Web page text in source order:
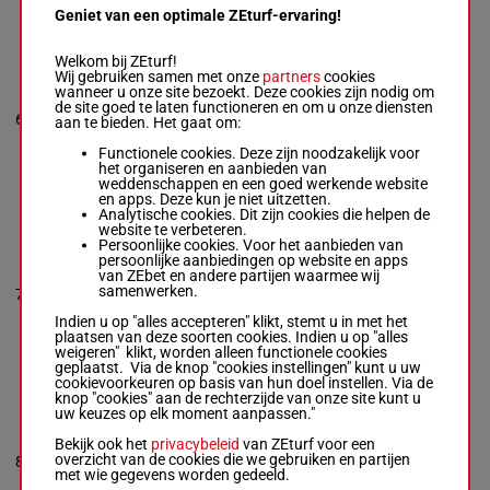
3a 0a 1a 4a 2a
6
CRUZADO
OSCURO
Adam Køhler-
John Køhler
M/5 - 2140m-
5a (25) 5a 2a 1a
M/52140m1'15"0
€ 10.503
5a (25)
7
INFLUENCER
Magnus M.
Magnus M.
1'14"8- € 10.286
(25) 5a 0a 1a 4a
M/62140m 1'14"8
(25) 5a
8
LEXCITING
Jensen
R/4 - 2140m-
1'15"2- € 7.820
R/42140m1'15"2
€ 7.820
3a 5a 0a
5a (25)
0a
Geniet van een optimale ZEturf-ervaring!
Welkom bij ZEturf!
Wij gebruiken samen met onze partnerscookies
wanneer u onze site bezoekt. Deze cookies zijn nodig om
de site goed te laten functioneren en om u onze diensten
aan te bieden. Het gaat om:
Functionele cookies. Deze zijn noodzakelijk voor
het organiseren en aanbieden van
weddenschappen en een goed werkende website
en apps. Deze kun je niet uitzetten.
Analytische cookies. Dit zijn cookies die helpen de
website te verbeteren.
Persoonlijke cookies. Voor het aanbieden van
persoonlijke aanbiedingen op website en apps
van ZEbet en andere partijen waarmee wij
samenwerken.
Indien u op "alles accepteren" klikt, stemt u in met het
plaatsen van deze soorten cookies. Indien u op "alles
weigeren" klikt, worden alleen functionele cookies
geplaatst. Via de knop "cookies instellingen" kunt u uw
cookievoorkeuren op basis van hun doel instellen. Via de
knop "cookies" aan de rechterzijde van onze site kunt u
uw keuzes op elk moment aanpassen."
Bekijk ook het privacybeleid van ZEturf voor een
overzicht van de cookies die we gebruiken en partijen
met wie gegevens worden gedeeld.